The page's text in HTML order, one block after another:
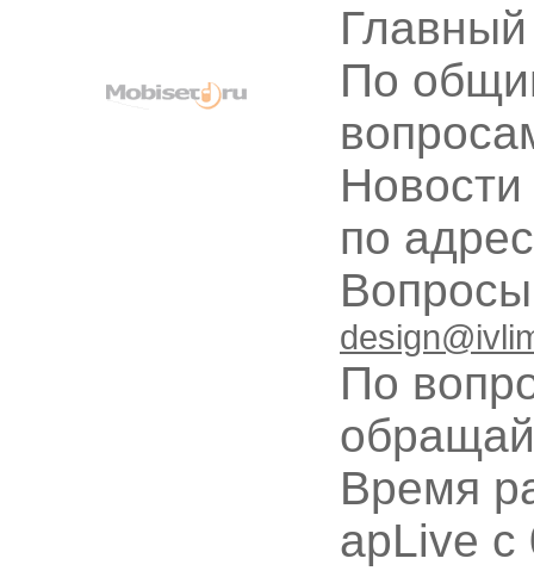
По
по
По
Время
apLive c